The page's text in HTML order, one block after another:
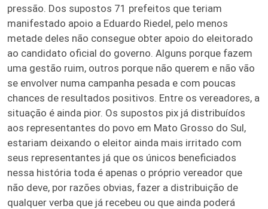
pressão. Dos supostos 71 prefeitos que teriam
manifestado apoio a Eduardo Riedel, pelo menos
metade deles não consegue obter apoio do eleitorado
ao candidato oficial do governo. Alguns porque fazem
uma gestão ruim, outros porque não querem e não vão
se envolver numa campanha pesada e com poucas
chances de resultados positivos. Entre os vereadores, a
situação é ainda pior. Os supostos pix já distribuídos
aos representantes do povo em Mato Grosso do Sul,
estariam deixando o eleitor ainda mais irritado com
seus representantes já que os únicos beneficiados
nessa história toda é apenas o próprio vereador que
não deve, por razões obvias, fazer a distribuição de
qualquer verba que já recebeu ou que ainda poderá